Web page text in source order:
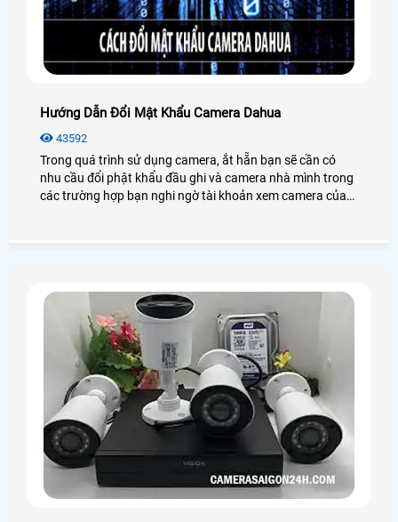
Hướng Dẫn Đổi Mật Khẩu Camera Dahua
43592
Trong quá trình sử dụng camera, ắt hẵn bạn sẽ cần có
nhu cầu đổi phật khẩu đầu ghi và camera nhà mình trong
các trường hợp bạn nghi ngờ tài khoản xem camera của